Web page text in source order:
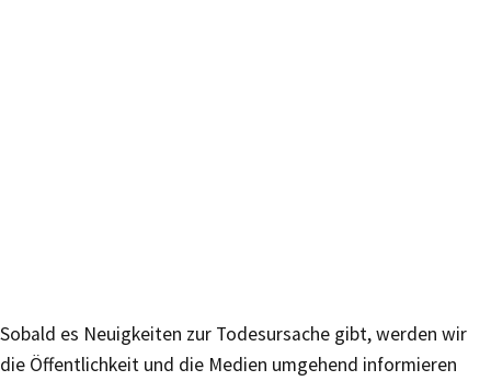
Sobald es Neuigkeiten zur Todesursache gibt, werden wir
die Öffentlichkeit und die Medien umgehend informieren